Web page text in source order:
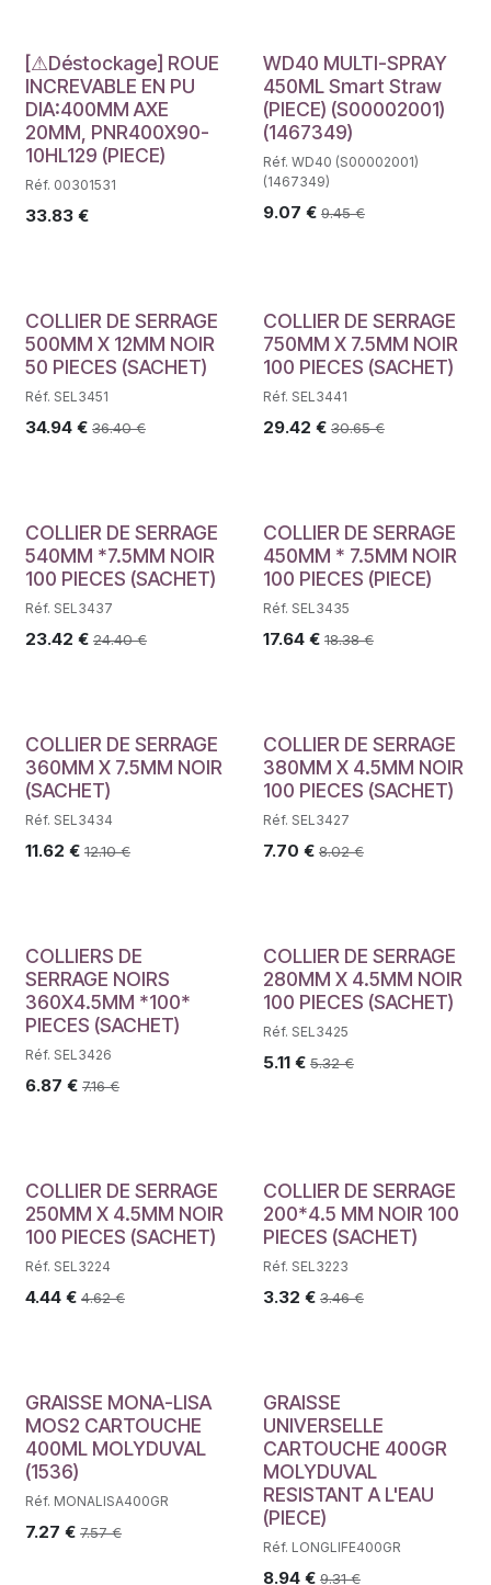
Déstockage
[⚠Déstockage] ROUE
INCREVABLE EN PU
DIA:400MM AXE
20MM, PNR400X90-
10HL129 (PIECE)
Réf. 00301531
33.83 €
WD40 MULTI-SPRAY
450ML Smart Straw
(PIECE) (S00002001)
(1467349)
Réf. WD40 (S00002001)
(1467349)
9.07 € 9.45€
COLLIER DE SERRAGE
500MM X 12MM NOIR
50 PIECES (SACHET)
Réf. SEL3451
34.94 € 36.40€
COLLIER DE SERRAGE
750MM X 7.5MM NOIR
100 PIECES (SACHET)
Réf. SEL3441
29.42 € 30.65€
COLLIER DE SERRAGE
540MM *7.5MM NOIR
100 PIECES (SACHET)
Réf. SEL3437
23.42 € 24.40€
COLLIER DE SERRAGE
450MM * 7.5MM NOIR
100 PIECES (PIECE)
Réf. SEL3435
17.64€ 18.38€
COLLIER DE SERRAGE
360MM X 7.5MM NOIR
(SACHET)
Réf. SEL3434
11.62 € 12.10€
COLLIER DE SERRAGE
380MM X 4.5MM NOIR
100 PIECES (SACHET)
Réf. SEL3427
7.70 € 8.02€
COLLIERS DE
SERRAGE NOIRS
360X4.5MM *100*
PIECES (SACHET)
Réf. SEL3426
6.87 € 7.16€
COLLIER DE SERRAGE
280MM X 4.5MM NOIR
100 PIECES (SACHET)
Réf. SEL3425
5.11€ 5.32€
COLLIER DE SERRAGE
250MM X 4.5MM NOIR
100 PIECES (SACHET)
Réf. SEL3224
4.44 € 4.62€
COLLIER DE SERRAGE
200*4.5 MM NOIR 100
PIECES (SACHET)
Réf. SEL3223
3.32 € 3.46€
GRAISSE MONA-LISA
MOS2 CARTOUCHE
400ML MOLYDUVAL
(1536)
Réf. MONALISA400GR
7.27 € 7.57€
GRAISSE
UNIVERSELLE
CARTOUCHE 400GR
MOLYDUVAL
RESISTANT A L'EAU
(PIECE)
Réf. LONGLIFE400GR
8.94€ 9.31€